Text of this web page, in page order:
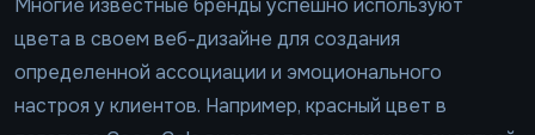
Многие известные бренды успешно используют
цвета в своем веб-дизайне для создания
определенной ассоциации и эмоционального
настроя у клиентов. Например, красный цвет в